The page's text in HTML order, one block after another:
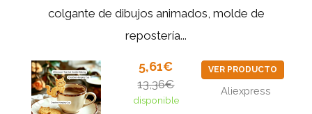
colgante de dibujos animados, molde de
repostería...
5,61€
13,36€
disponible
VER PRODUCTO
Aliexpress